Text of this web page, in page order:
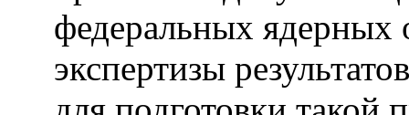
федеральных ядерных
экспертизы